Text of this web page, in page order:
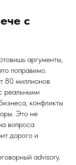
с
аргументы,
поправимо.
80 миллионов
реальными
конфликты
Это не
вопроса
дорого и
advisory.